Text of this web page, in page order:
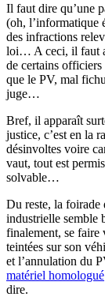
Il faut dire qu’une
(oh, l’informatique
des infractions
loi… A ceci, il faut
de certains
que le PV, mal
juge…
Bref, il apparaît
justice, c’est en la
désinvoltes voire
vaut, tout est
solvable…
Du reste, la foirade
industrielle semble
finalement, se faire
teintées sur son
et l’annulation du
matériel homologué
dire.